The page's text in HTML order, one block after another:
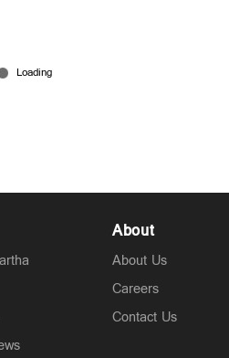
2021
കോടി രൂപ; കണക്കുകൾ
About
About Us
Careers
Contact Us